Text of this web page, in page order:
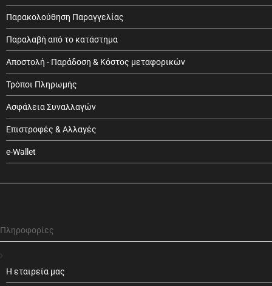
Παρακολούθηση Παραγγελίας
Παραλαβή από το κατάστημα
Αποστολή - Παράδοση & Κόστος μεταφορικών
Τρόποι Πληρωμής
Ασφάλεια Συναλλαγών
Επιστροφές & Αλλαγές
e-Wallet
Πληροφορίες
Η εταιρεία μας